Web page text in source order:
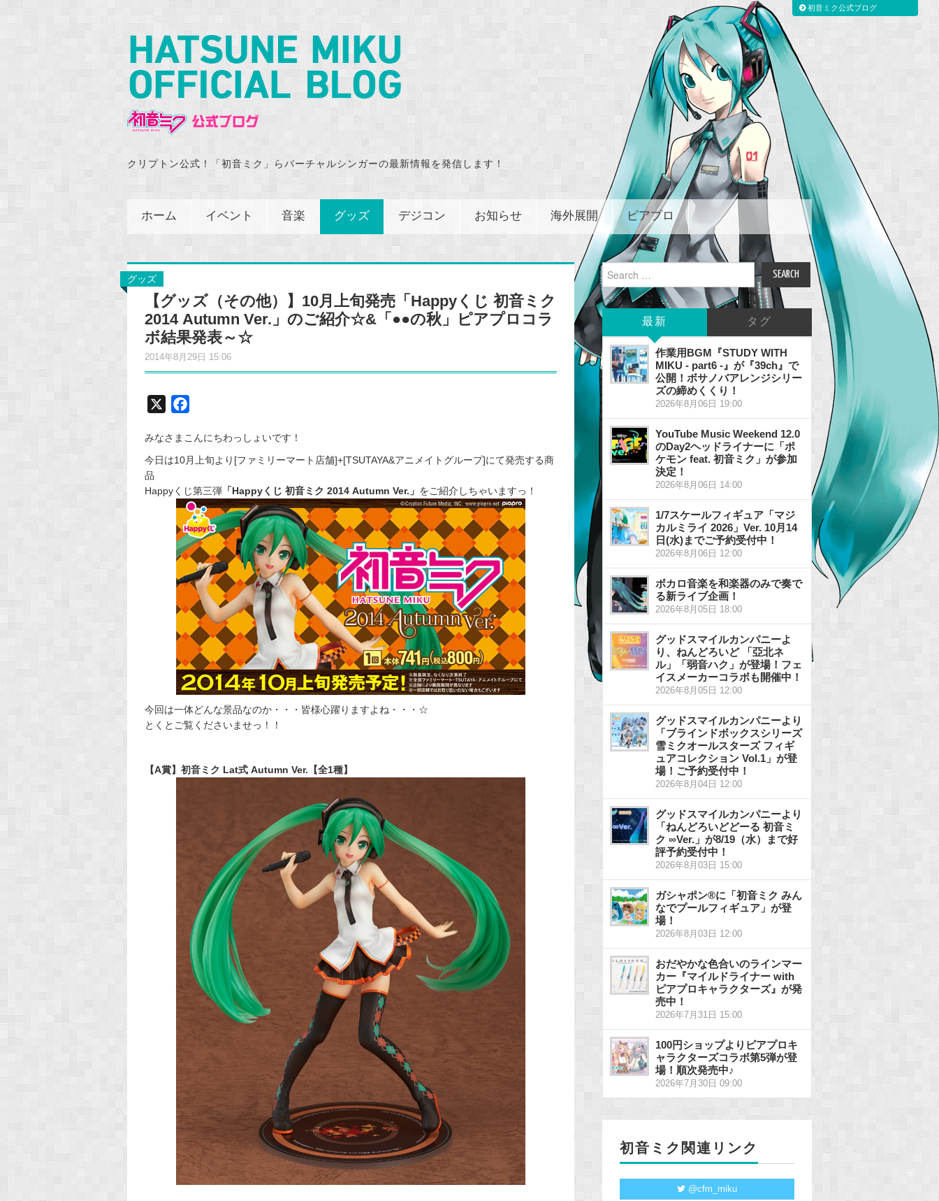
クリプトン公式！「初音ミク」らバーチャルシンガーの最新情報を発信します！
ホーム イベント 音楽 グッズ デジコン お知らせ 海外展開 ピアプロ
グッズ
【グッズ（その他）】10月上旬発売「Happyくじ 初音ミク
2014 Autumn Ver.」のご紹介☆&「●●の秋」ピアプロコラ
ボ結果発表～☆
2014年8月29日 15:06
c
e
o
o
k
みなさまこんにちわっしょいです！
今日は10月上旬より[ファミリーマート店舗]+[TSUTAYA&アニメイトグループ]にて発売する商
品
Happyくじ第三弾 「Happyくじ 初音ミク 2014 Autumn Ver.」 をご紹介しちゃいますっ！
今回は一体どんな景品なのか・・・皆様心躍りますよね・・・☆
とくとご覧くださいませっ！！
【A賞】初音ミク Lat式 Autumn Ver.【全1種】
Search
for:
最新 タグ
作業用BGM『STUDY WITH
MIKU - part6 -』が『39ch』で
公開！ボサノバアレンジシリー
ズの締めくくり！
2026年8月06日 19:00
YouTube Music Weekend 12.0
のDay2ヘッドライナーに「ポ
ケモン feat. 初音ミク」が参加
決定！
2026年8月06日 14:00
1/7スケールフィギュア「マジ
カルミライ 2026」Ver. 10月14
日(水)までご予約受付中！
2026年8月06日 12:00
ボカロ音楽を和楽器のみで奏で
る新ライブ企画！
2026年8月05日 18:00
グッドスマイルカンパニーよ
り、ねんどろいど 「亞北ネ
ル」「弱音ハク」が登場！フェ
イスメーカーコラボも開催中！
2026年8月05日 12:00
グッドスマイルカンパニーより
「ブラインドボックスシリーズ
雪ミクオールスターズ フィギ
ュアコレクション Vol.1」が登
場！ご予約受付中！
2026年8月04日 12:00
グッドスマイルカンパニーより
「ねんどろいどどーる 初音ミ
ク ∞Ver.」が8/19（水）まで好
評予約受付中！
2026年8月03日 15:00
ガシャポン®に「初音ミク みん
なでプールフィギュア」が登
場！
2026年8月03日 12:00
おだやかな色合いのラインマー
カー『マイルドライナー with
ピアプロキャラクターズ』が発
売中！
2026年7月31日 15:00
100円ショップよりピアプロキ
ャラクターズコラボ第5弾が登
場！順次発売中♪
2026年7月30日 09:00
初音ミク関連リンク
@cfm_miku
初音ミク公式ブログ